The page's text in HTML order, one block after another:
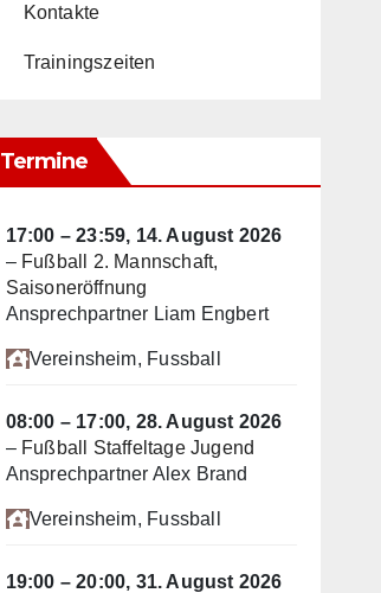
Kontakte
Trainingszeiten
Termine
17:00 – 23:59, 14. August 2026
– Fußball 2. Mannschaft,
Saisoneröffnung
Ansprechpartner Liam Engbert
Vereinsheim, Fussball
08:00 – 17:00, 28. August 2026
– Fußball Staffeltage Jugend
Ansprechpartner Alex Brand
Vereinsheim, Fussball
19:00 – 20:00, 31. August 2026